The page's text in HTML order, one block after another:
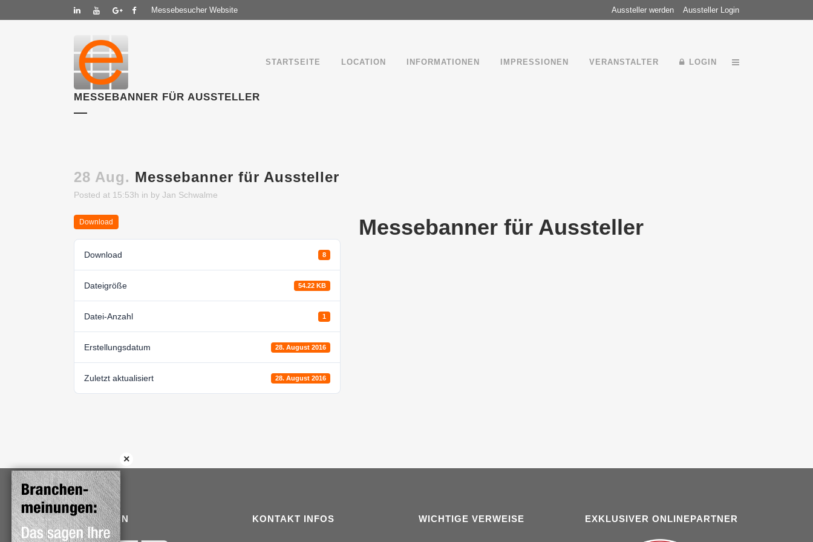
Messebesucher Website Aussteller werden Aussteller Login
STARTSEITE LOCATION INFORMATIONEN IMPRESSIONEN VERANSTALTER LOGIN
MESSEBANNER FÜR AUSSTELLER
28 Aug. Messebanner für Aussteller
Posted at 15:53h in by Jan Schwalme
Download
Download 8
Dateigröße 54.22 KB
Datei-Anzahl 1
Erstellungsdatum 28. August 2016
Zuletzt aktualisiert 28. August 2016
Messebanner für Aussteller
TRADITION KONTAKT INFOS WICHTIGE VERWEISE EXKLUSIVER ONLINEPARTNER